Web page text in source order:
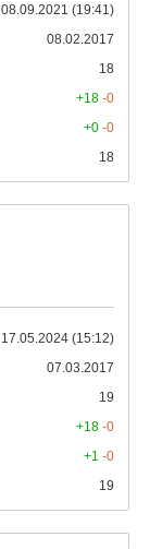
08.09.2021 (19:41)
08.02.2017
18
+18 -0
+0 -0
18
17.05.2024 (15:12)
07.03.2017
19
+18 -0
+1 -0
19